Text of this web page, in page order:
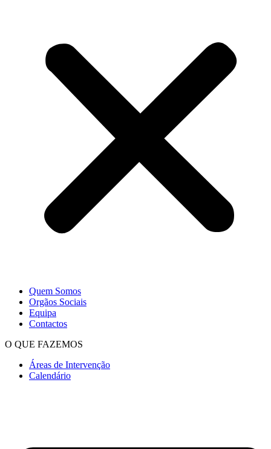
Quem Somos
Orgãos Sociais
Equipa
Contactos
O QUE FAZEMOS
Áreas de Intervenção
Calendário